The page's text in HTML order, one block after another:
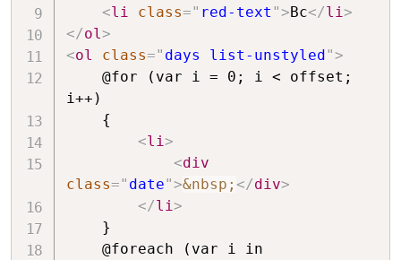
<li class=" red-text ">Вс</li>
</ol>
<ol class=" days list-unstyled">
i++)
<li>
<div
class=" date">&nbsp; </div>
</li>